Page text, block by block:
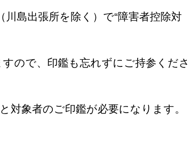
島出張所を除く）で“障害者控除対
ので、印鑑も忘れずにご持参くださ
象者のご印鑑が必要になります。